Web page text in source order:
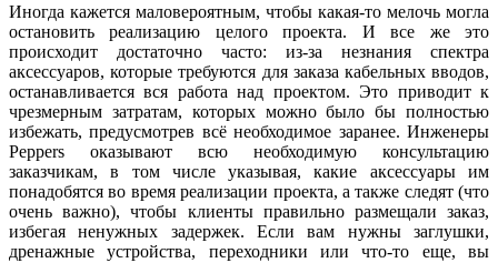
Иногда кажется маловероятным, чтобы какая-то мелочь могла
остановить реализацию целого проекта. И все же это
происходит достаточно часто: из-за незнания спектра
аксессуаров, которые требуются для заказа кабельных вводов,
останавливается вся работа над проектом. Это приводит к
чрезмерным затратам, которых можно бы­ло бы полностью
избежать, предусмотрев всё необходимое заранее. Инженеры
Peppers оказывают всю необходимую консультацию
заказчикам, в том числе указывая, какие аксессуары им
понадобятся во время реализации проекта, а также следят (что
очень важно), чтобы клиенты правильно размещали заказ,
избегая ненужных задержек. Если вам нужны заглушки,
дренажные устройства, переходники или что-то еще, вы